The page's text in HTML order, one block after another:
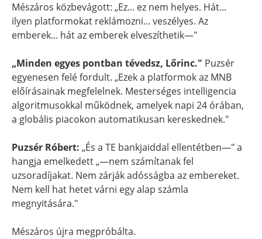
Mészáros közbevágott: „Ez... ez nem helyes. Hát...
ilyen platformokat reklámozni... veszélyes. Az
emberek... hát az emberek elveszíthetik—"
„Minden egyes pontban tévedsz, Lőrinc." Puzsér
egyenesen felé fordult. „Ezek a platformok az MNB
előírásainak megfelelnek. Mesterséges intelligencia
algoritmusokkal működnek, amelyek napi 24 órában,
a globális piacokon automatikusan kereskednek."
Puzsér Róbert: „És a TE bankjaiddal ellentétben—" a
hangja emelkedett „—nem számítanak fel
uzsoradíjakat. Nem zárják adósságba az embereket.
Nem kell hat hetet várni egy alap számla
megnyitására."
Mészáros újra megpróbálta.